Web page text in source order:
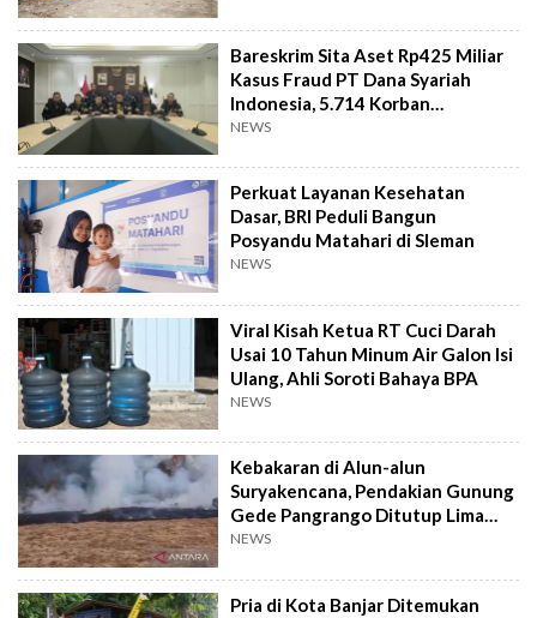
Bareskrim Sita Aset Rp425 Miliar
Kasus Fraud PT Dana Syariah
Indonesia, 5.714 Korban
Terverifikasai
NEWS
Perkuat Layanan Kesehatan
Dasar, BRI Peduli Bangun
Posyandu Matahari di Sleman
NEWS
Viral Kisah Ketua RT Cuci Darah
Usai 10 Tahun Minum Air Galon Isi
Ulang, Ahli Soroti Bahaya BPA
NEWS
Kebakaran di Alun-alun
Suryakencana, Pendakian Gunung
Gede Pangrango Ditutup Lima
Hari
NEWS
Pria di Kota Banjar Ditemukan